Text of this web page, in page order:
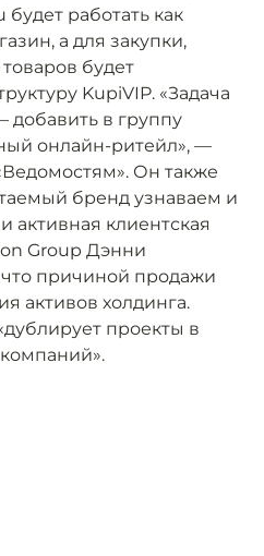
работать как
а для закупки,
будет
KupiVIP. «Задача
добавить в группу
онлайн-ритейл», —
Он также
бренд узнаваем и
активная клиентская
Group Дэнни
что причиной продажи
активов холдинга.
проекты в